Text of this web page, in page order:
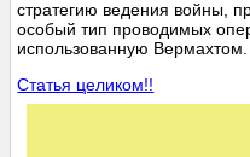
стратегию ведения войны,
особый тип проводимых
использованную Вермахтом.
Статья целиком!!